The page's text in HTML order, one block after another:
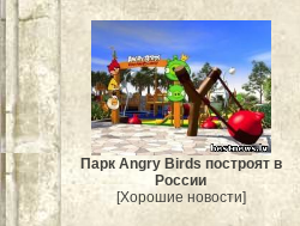
Парк Angry Birds построят в
России
[Хорошие новости]